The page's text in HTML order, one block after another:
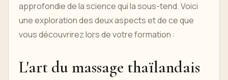
approfondie de la science qui la sous-tend. Voici
une exploration des deux aspects et de ce que
vous découvrirez lors de votre formation :
L'art du massage thaïlandais